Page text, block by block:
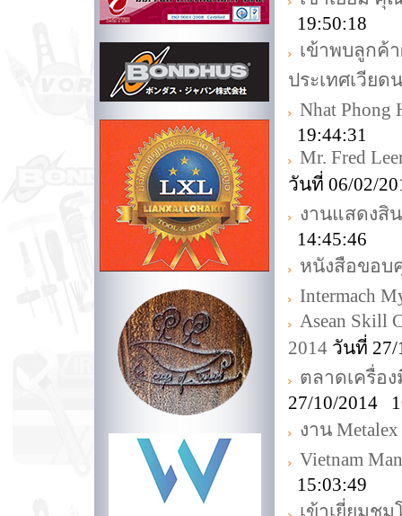
19:50:18
เข้าพบลูกค้
ประเทศเวียด
Nhat Phong
19:44:31
Mr. Fred
วันที่ 06/02/
งานแสดงสิ
14:45:46
หนังสือขอ
Intermach
Asean Skill
2014 วันที่ 27/
ตลาดเครื่อ
27/10/2014
งาน
Vietnam
15:03:49
เข้าเยี่ยมชม